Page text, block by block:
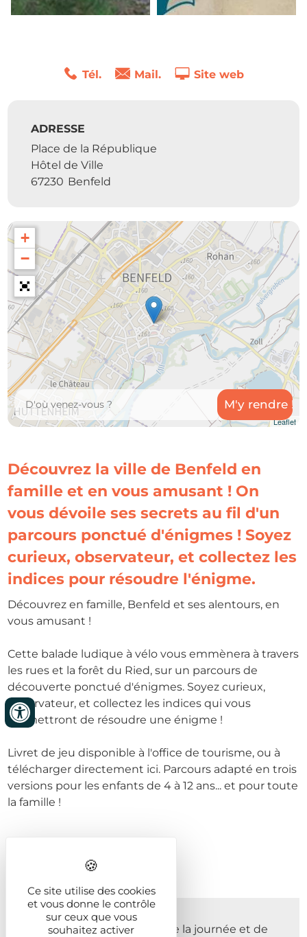
Tél. Mail. Site web
ADRESSE
Place de la République
Hôtel de Ville
67230 Benfeld
+
−
Leaflet
Découvrez la ville de Benfeld en
famille et en vous amusant ! On
vous dévoile ses secrets au fil d'un
parcours ponctué d'énigmes ! Soyez
curieux, observateur, et collectez les
indices pour résoudre l'énigme.
Découvrez en famille, Benfeld et ses alentours, en
vous amusant !
Cette balade ludique à vélo vous emmènera à travers
les rues et la forêt du Ried, sur un parcours de
découverte ponctué d'énigmes. Soyez curieux,
observateur, et collectez les indices qui vous
permettront de résoudre une énigme !
Livret de jeu disponible à l'office de tourisme, ou à
télécharger directement ici. Parcours adapté en trois
versions pour les enfants de 4 à 12 ans... et pour toute
la famille !
Prochaines dates
Du 01/01/2026 au 31/12/2026
Du Lundi au Dimanche Toute la journée et de
Ce site utilise des cookies
et vous donne le contrôle
sur ceux que vous
souhaitez activer